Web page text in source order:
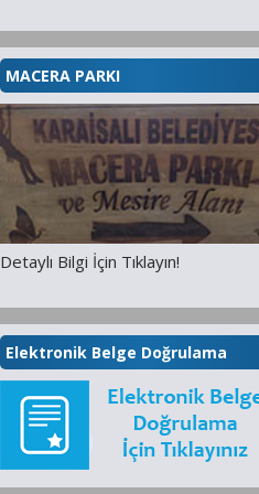
MACERA PARKI
Detaylı Bilgi İçin Tıklayın!
Elektronik Belge Doğrulama